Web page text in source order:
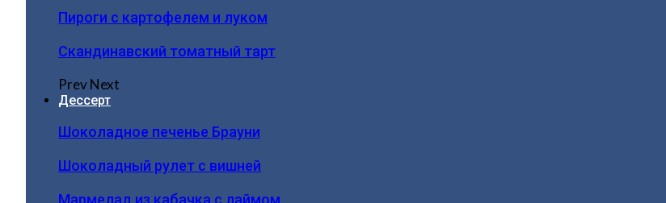
Пироги c картофелем и луком
Скандинавский томатный тарт
PrevNext
Дессерт
Шоколадное печенье Брауни
Шоколадный рулет с вишней
Мармелад из кабачка с лаймом